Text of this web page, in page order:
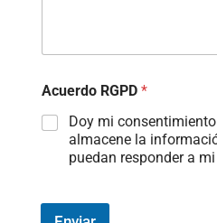
Acuerdo RGPD *
Doy mi
almacene la
puedan responder a